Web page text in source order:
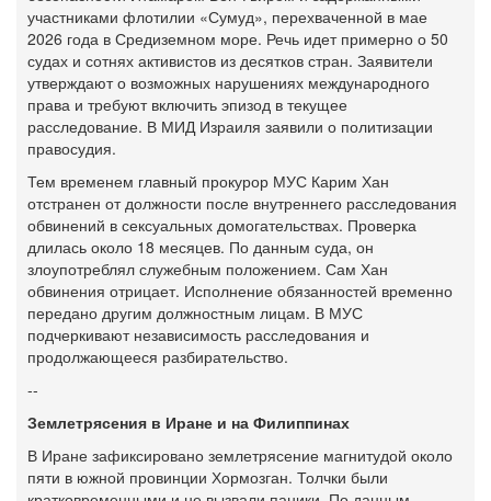
участниками флотилии «Сумуд», перехваченной в мае
2026 года в Средиземном море. Речь идет примерно о 50
судах и сотнях активистов из десятков стран. Заявители
утверждают о возможных нарушениях международного
права и требуют включить эпизод в текущее
расследование. В МИД Израиля заявили о политизации
правосудия.
Тем временем главный прокурор МУС Карим Хан
отстранен от должности после внутреннего расследования
обвинений в сексуальных домогательствах. Проверка
длилась около 18 месяцев. По данным суда, он
злоупотреблял служебным положением. Сам Хан
обвинения отрицает. Исполнение обязанностей временно
передано другим должностным лицам. В МУС
подчеркивают независимость расследования и
продолжающееся разбирательство.
--
Землетрясения в Иране и на Филиппинах
В Иране зафиксировано землетрясение магнитудой около
пяти в южной провинции Хормозган. Толчки были